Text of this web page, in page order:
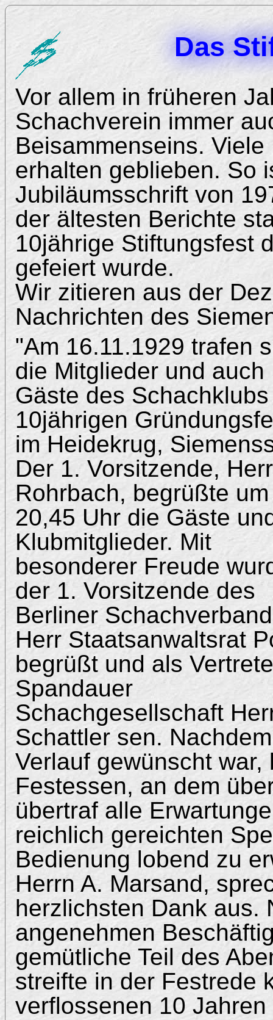
Das
Vor allem in früheren
Schachverein immer
Beisammenseins.
erhalten geblieben. So
Jubiläumsschrift von
der ältesten Berichte
10jährige Stiftungsfest
gefeiert wurde.
Wir zitieren aus der
Nachrichten des
"Am 16.11.1929 trafen
die Mitglieder und auch
Gäste des
10jährigen
im Heidekrug,
Der 1. Vorsitzende,
Rohrbach, begrüßte um
20,45 Uhr die Gäste
Klubmitglieder. Mit
besonderer Freude
der 1. Vorsitzende des
Berliner
Herr Staatsanwaltsrat
begrüßt und als
Spandauer
Schachgesellschaft
Schattler sen.
Verlauf gewünscht
Festessen, an dem
übertraf alle
reichlich gereichten
Bedienung lobend zu
Herrn A. Marsand,
herzlichsten Dank aus.
angenehmen
gemütliche Teil des
streifte in der Festrede
verflossenen 10